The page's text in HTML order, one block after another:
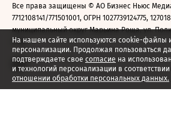
На нашем сайте используются cookie-файлы
персонализации. Продолжая пользоваться
подтверждаете свое согласие на
и технологий персонализации в соответствии
отношении обработки персональных данных.
Все права защищены © АО Бизнес Ньюс
7712108141/771501001, ОГРН 1027739124775,
муниципальный округ Марьина Роща, ул.
2026